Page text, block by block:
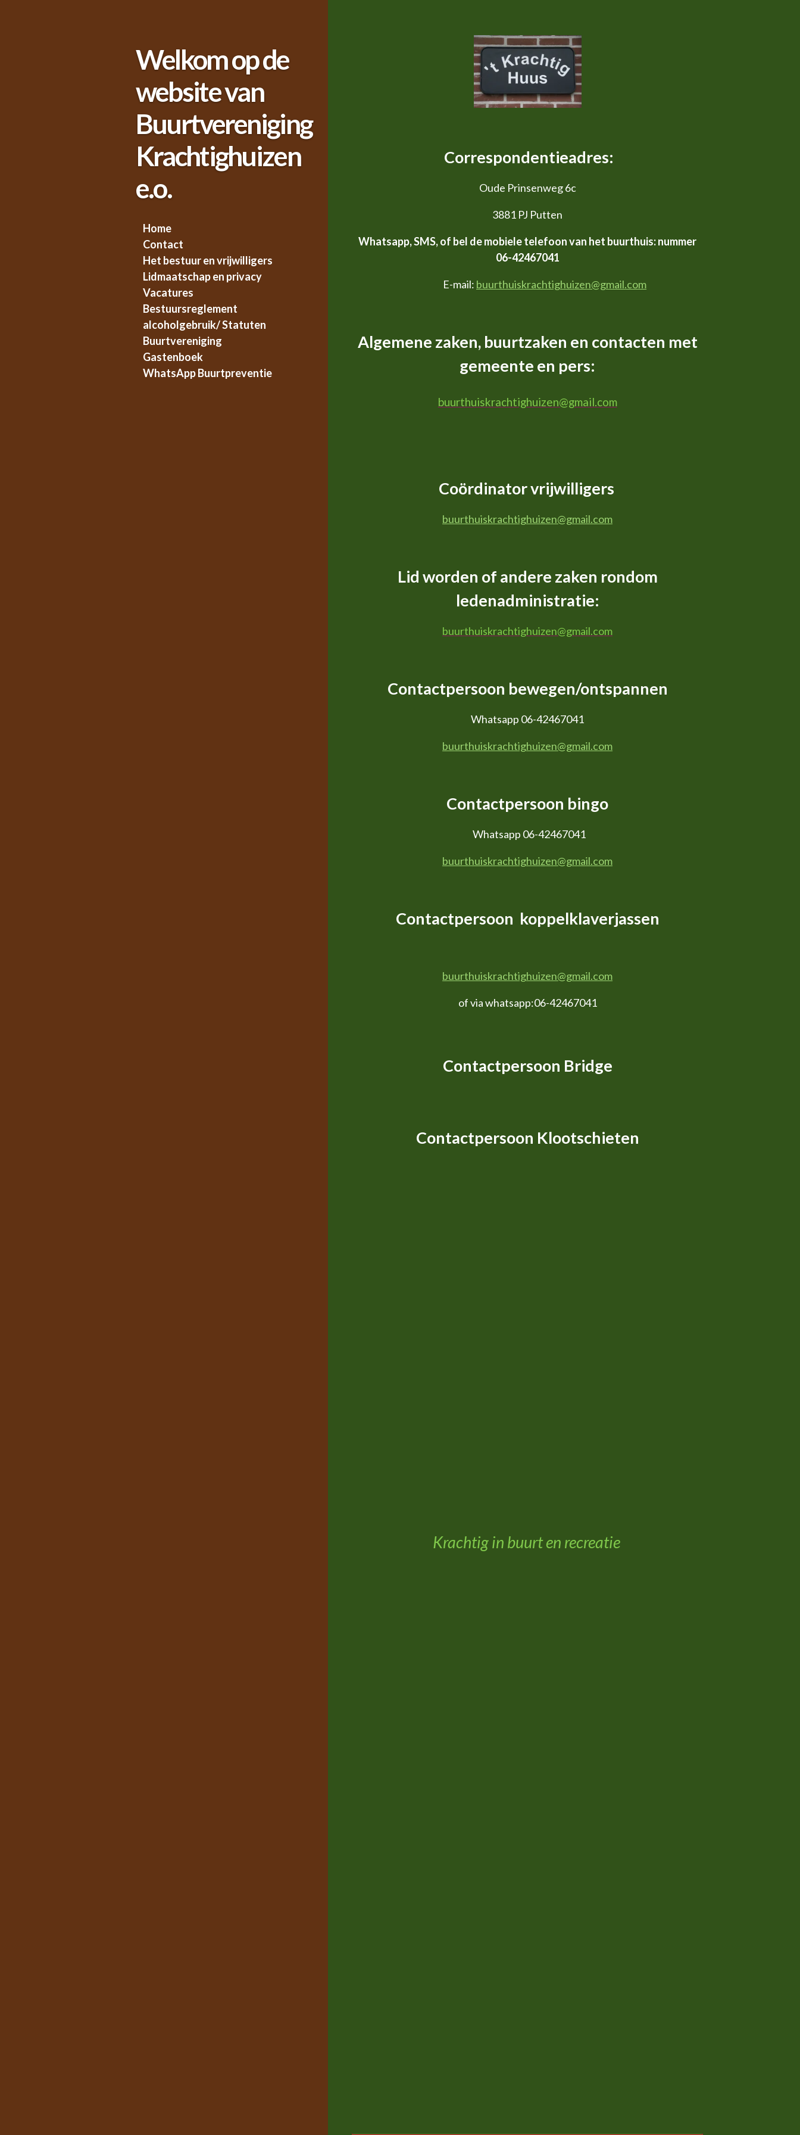
Correspondentieadres:
Oude Prinsenweg 6c
3881 PJ Putten
Whatsapp, SMS, of bel de mobiele telefoon van het buurthuis: nummer
06-42467041
E-mail: buurthuiskrachtighuizen@gmail.com
Algemene zaken, buurtzaken en contacten met
gemeente en pers:
buurthuiskrachtighuizen@gmail.com
Coördinator vrijwilligers
buurthuiskrachtighuizen@gmail.com
Lid worden of andere zaken rondom
ledenadministratie:
buurthuiskrachtighuizen@gmail.com
Contactpersoon bewegen/ontspannen
Whatsapp 06-42467041
buurthuiskrachtighuizen@gmail.com
Contactpersoon bingo
Whatsapp 06-42467041
buurthuiskrachtighuizen@gmail.com
Contactpersoon koppelklaverjassen
buurthuiskrachtighuizen@gmail.com
of via whatsapp:06-42467041
Contactpersoon Bridge
Contactpersoon Klootschieten
Krachtig in buurt en recreatie
Welkom op de
website van
Buurtvereniging
Krachtighuizen
e.o.
Home
Contact
Het bestuur en vrijwilligers
Lidmaatschap en privacy
Vacatures
Bestuursreglement
alcoholgebruik/ Statuten
Buurtvereniging
Gastenboek
WhatsApp Buurtpreventie